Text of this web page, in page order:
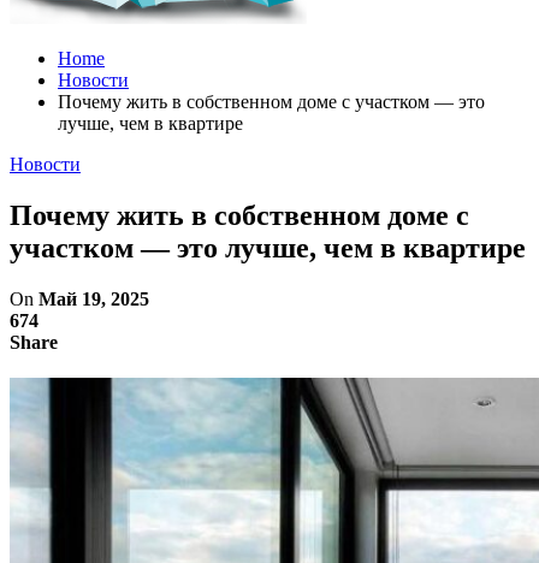
Home
Новости
Почему жить в собственном доме с участком — это
лучше, чем в квартире
Новости
Почему жить в собственном доме с
участком — это лучше, чем в квартире
On Май 19, 2025
674
Share